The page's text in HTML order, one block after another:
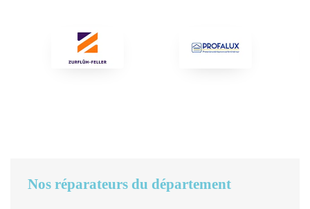
Nos réparateurs du département